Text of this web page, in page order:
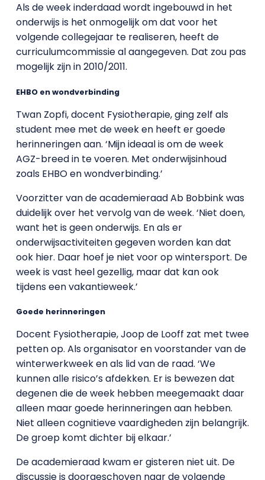
Als de week inderdaad wordt ingebouwd in het
onderwijs is het onmogelijk om dat voor het
volgende collegejaar te realiseren, heeft de
curriculumcommissie al aangegeven. Dat zou pas
mogelijk zijn in 2010/2011.
EHBO en wondverbinding
Twan Zopfi, docent Fysiotherapie, ging zelf als
student mee met de week en heeft er goede
herinneringen aan. ‘Mijn ideaal is om de week
AGZ-breed in te voeren. Met onderwijsinhoud
zoals EHBO en wondverbinding.’
Voorzitter van de academieraad Ab Bobbink was
duidelijk over het vervolg van de week. ‘Niet doen,
want het is geen onderwijs. En als er
onderwijsactiviteiten gegeven worden kan dat
ook hier. Daar hoef je niet voor op wintersport. De
week is vast heel gezellig, maar dat kan ook
tijdens een vakantieweek.’
Goede herinneringen
Docent Fysiotherapie, Joop de Looff zat met twee
petten op. Als organisator en voorstander van de
winterwerkweek en als lid van de raad. ‘We
kunnen alle risico’s afdekken. Er is bewezen dat
degenen die de week hebben meegemaakt daar
alleen maar goede herinneringen aan hebben.
Niet alleen cognitieve vaardigheden zijn belangrijk.
De groep komt dichter bij elkaar.’
De academieraad kwam er gisteren niet uit. De
discussie is doorgeschoven naar de volgende